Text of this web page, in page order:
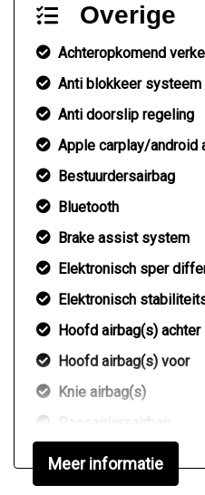
Overige
Achteropkomend
Anti blokkeer systeem
Anti doorslip regeling
Apple carplay/android
Bestuurdersairbag
Bluetooth
Brake assist system
Elektronisch sper
Elektronisch
Hoofd airbag(s) achter
Hoofd airbag(s) voor
Knie airbag(s)
Passagiersairbag
Vervolgbotsing
Zij airbag(s) voor
Meer informatie